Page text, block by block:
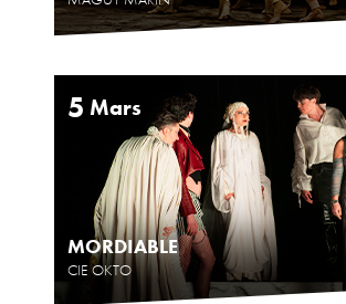
5 Mars
MORDIABLE
CIE OKTO